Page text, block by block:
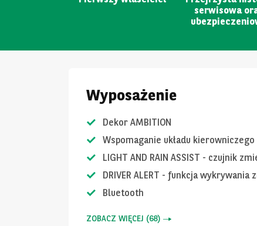
serwisowa
Wyposażenie
Dekor AMBITION
Wspomaganie układu kierowniczego
LIGHT AND RAIN ASSIST - czujnik
DRIVER ALERT - funkcja
Bluetooth
ZOBACZ WIĘCEJ (68)